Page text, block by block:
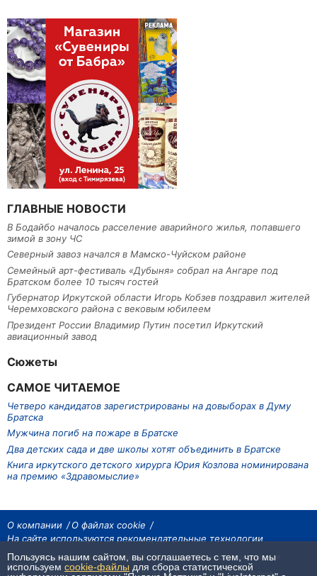
ГЛАВНЫЕ НОВОСТИ
В Бодайбо началось расселение аварийного жилья, попавшего
зимой в зону ЧС
Северный завоз начался в Мамско-Чуйском районе
Семейный арт-фестиваль «Дубыня» собрал на Ангаре под
Братском более 10 тысяч гостей
Губернатор Иркутской области Игорь Кобзев поздравил жителей
Черемховского района с вековым юбилеем
Президент России Владимир Путин посетил Иркутский
авиационный завод
Сюжеты
САМОЕ ЧИТАЕМОЕ
Четверо кандидатов зарегистрированы на довыборах в Думу
Братска
Мужчина погиб на пожаре в Братске
Два детских сада и две школы хотят объединить в Братске
Книга иркутского детского хирурга Юрия Козлова номинирована
на премию «Здравомыслие»
О компании
О файлах cookie
На сайте используются рекомендательные технологии
На сайте размещаются материалы ИА «Наш Север». Все права охраняются
законом.
При использовании материалов агентства на других сайтах, обязательна
Пользуясь нашим сайтом, вы соглашаетесь с тем, что мы
используем cookie-файлы для сбора статистической